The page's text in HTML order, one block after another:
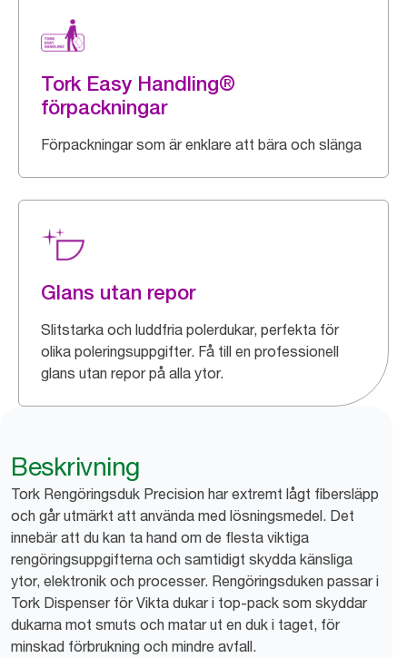
Tork Easy Handling®
förpackningar
Förpackningar som är enklare att bära och slänga
Glans utan repor
Slitstarka och luddfria polerdukar, perfekta för
olika poleringsuppgifter. Få till en professionell
glans utan repor på alla ytor.
Beskrivning
Tork Rengöringsduk Precision har extremt lågt fibersläpp
och går utmärkt att använda med lösningsmedel. Det
innebär att du kan ta hand om de flesta viktiga
rengöringsuppgifterna och samtidigt skydda känsliga
ytor, elektronik och processer. Rengöringsduken passar i
Tork Dispenser för Vikta dukar i top-pack som skyddar
dukarna mot smuts och matar ut en duk i taget, för
minskad förbrukning och mindre avfall.